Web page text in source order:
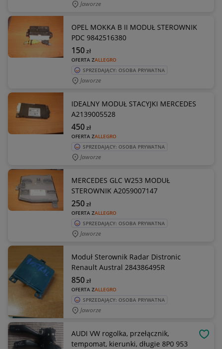
Jaworze
OPEL MOKKA B II MODUŁ STEROWNIK
PDC 9842516380
OFERTA ZALLEGRO
150zł
SPRZEDAJĄCY: OSOBA PRYWATNA
Jaworze
IDEALNY MODUŁ STACYJKI MERCEDES
A2139005528
OFERTA ZALLEGRO
450zł
SPRZEDAJĄCY: OSOBA PRYWATNA
Jaworze
MERCEDES GLC W253 MODUŁ
STEROWNIK A2059007147
OFERTA ZALLEGRO
250zł
SPRZEDAJĄCY: OSOBA PRYWATNA
Jaworze
Moduł Sterownik Radar Distronic
Renault Austral 284386495R
OFERTA ZALLEGRO
850zł
SPRZEDAJĄCY: OSOBA PRYWATNA
Jaworze
AUDI VW rogolka, przełącznik,
tempomat, kierunki, długie 8P0 953